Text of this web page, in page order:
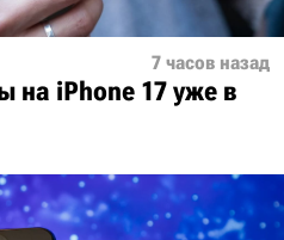
7 часов назад
на iPhone 17 уже в